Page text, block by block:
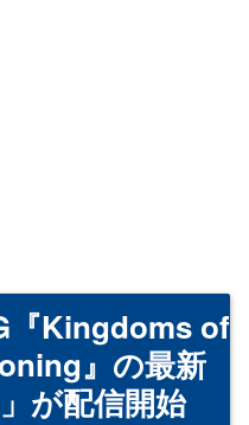
『Kingdoms of
』の最新
が配信開始